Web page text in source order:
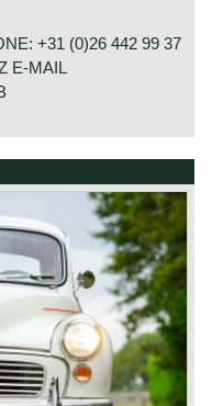
+31 (0)26 442 99 37
E-MAIL
33